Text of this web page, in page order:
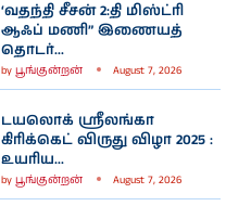
‘வதந்தி சீசன் 2:தி மிஸ்ட்ரி
ஆஃப் மணி” இணையத்
தொடர்...
by பூங்குன்றன் August 7, 2026
டயலொக் ஸ்ரீலங்கா
கிரிக்கெட் விருது விழா 2025 :
உயரிய...
by பூங்குன்றன் August 7, 2026